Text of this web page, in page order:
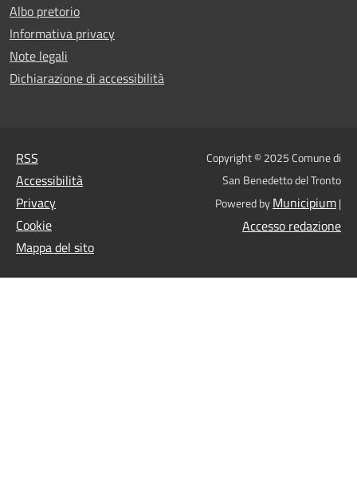
Albo pretorio
Informativa privacy
Note legali
Dichiarazione di accessibilità
RSS
Accessibilità
Privacy
Cookie
Mappa del sito
Copyright © 2025 Comune di
San Benedetto del Tronto
Powered byMunicipium|
Accesso redazione